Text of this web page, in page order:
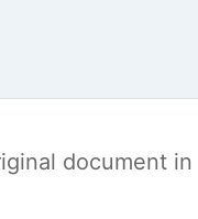
document